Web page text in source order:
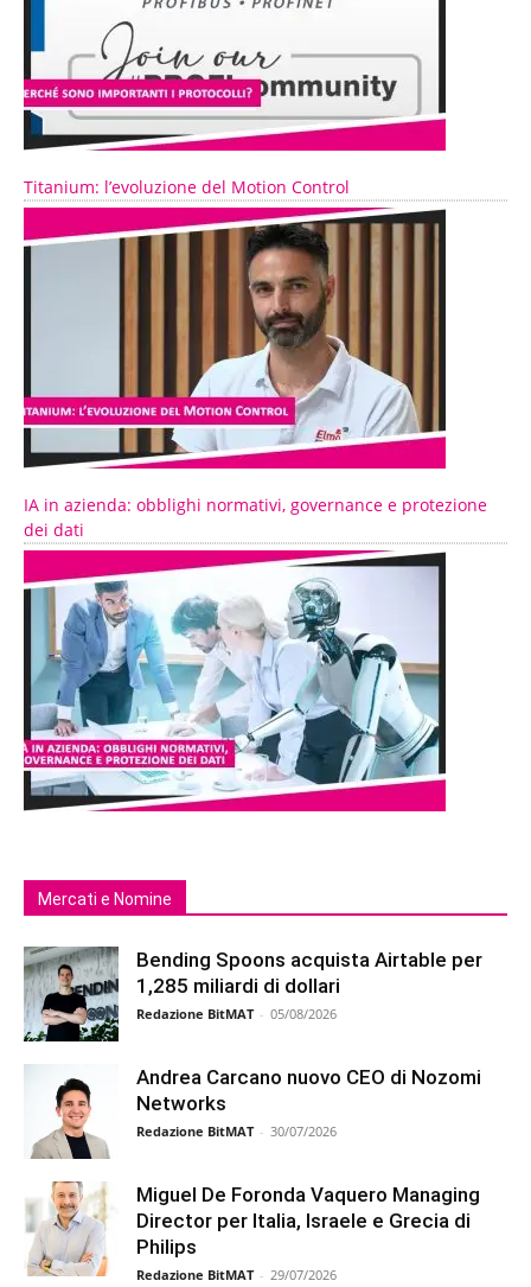
Titanium: l’evoluzione del Motion Control
IA in azienda: obblighi normativi, governance e protezione
dei dati
Mercati e Nomine
Bending Spoons acquista Airtable per
1,285 miliardi di dollari
Redazione BitMAT - 05/08/2026
Andrea Carcano nuovo CEO di Nozomi
Networks
Redazione BitMAT - 30/07/2026
Miguel De Foronda Vaquero Managing
Director per Italia, Israele e Grecia di
Philips
Redazione BitMAT - 29/07/2026